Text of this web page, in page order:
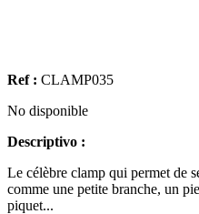
Ref : CLAMP035
No disponible
Descriptivo :
Le célèbre clamp qui permet de
comme une petite branche, un
piquet...